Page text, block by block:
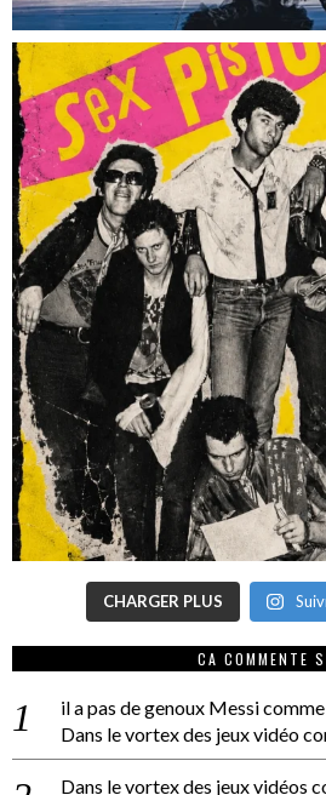
CHARGER PLUS
CA COMMENTE
il a pas de genoux Messi
Dans le vortex des jeux vidéo
Dans le vortex des jeux vidéos